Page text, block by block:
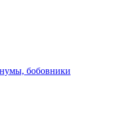
бобовники